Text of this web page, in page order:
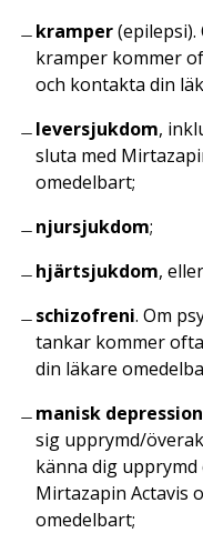
kramper
kramper kommer
och kontakta din
leversjukdom,
sluta med
omedelbart;
njursjukdom;
hjärtsjukdom,
schizofreni. Om
tankar kommer
din läkare
manisk depression
sig upprymd/
känna dig
Mirtazapin Actavis
omedelbart;